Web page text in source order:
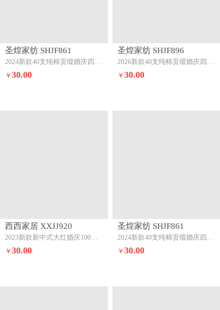
圣煌家纺 SHJF861
￥30.00
圣煌家纺 SHJF896
￥ 30.00
西西家居 XXJJ920
￥30.00
圣煌家纺 SHJF861
￥ 30.00